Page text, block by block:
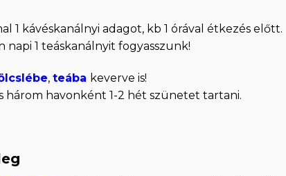
1 kávéskanálnyi adagot, kb 1 órával étkezés előtt.
napi 1 teáskanálnyit fogyasszunk!
, teába keverve is!
három havonként 1-2 hét szünetet tartani.